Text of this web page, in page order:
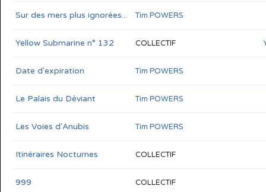
Sur des mers plus ignorées... Tim POWERS
Yellow Submarine n° 132 COLLECTIF
Date d'expiration Tim POWERS
Le Palais du Déviant Tim POWERS
Les Voies d'Anubis Tim POWERS
Itinéraires Nocturnes COLLECTIF
999 COLLECTIF